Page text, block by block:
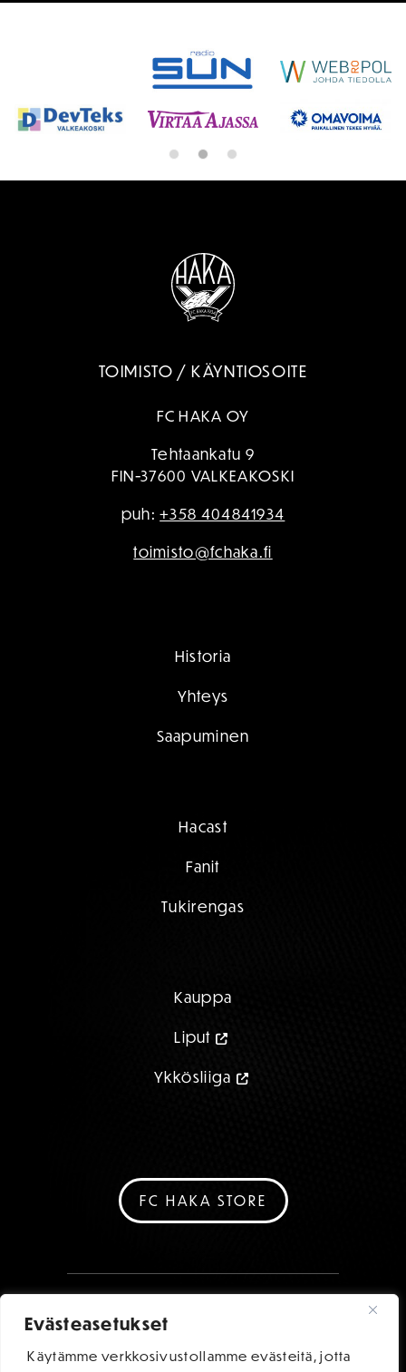
Evästeasetukset
Käytämme verkkosivustollamme evästeitä, jotta
TOIMISTO / KÄYNTIOSOITE
FC HAKA OY
Tehtaankatu 9
FIN-37600 VALKEAKOSKI
puh:+358 404841934
toimisto@fchaka.fi
Historia
Yhteys
Saapuminen
Hacast
Fanit
Tukirengas
Kauppa
Liput
Ykkösliiga
FC HAKA STORE